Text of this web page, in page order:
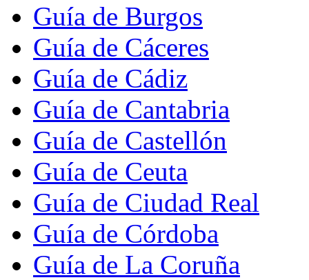
Guía de Burgos
Guía de Cáceres
Guía de Cádiz
Guía de Cantabria
Guía de Castellón
Guía de Ceuta
Guía de Ciudad Real
Guía de Córdoba
Guía de La Coruña